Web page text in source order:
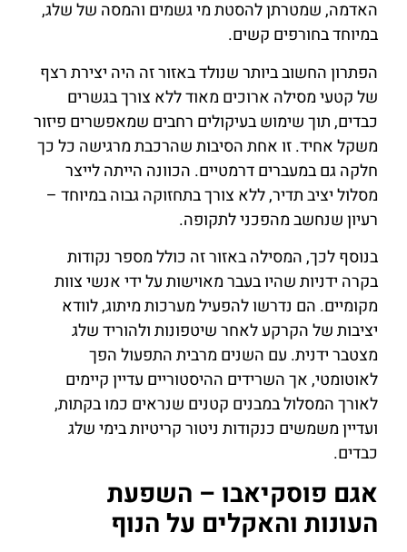
האדמה, שמטרתן להסטת מי גשמים והמסה של שלג,
במיוחד בחורפים קשים.
הפתרון החשוב ביותר שנולד באזור זה היה יצירת רצף
של קטעי מסילה ארוכים מאוד ללא צורך בגשרים
כבדים, תוך שימוש בעיקולים רחבים שמאפשרים פיזור
משקל אחיד. זו אחת הסיבות שהרכבת מרגישה כל כך
חלקה גם במעברים דרמטיים. הכוונה הייתה לייצר
מסלול יציב תדיר, ללא צורך בתחזוקה גבוה במיוחד –
רעיון שנחשב מהפכני לתקופה.
בנוסף לכך, המסילה באזור זה כולל מספר נקודות
בקרה ידניות שהיו בעבר מאוישות על ידי אנשי צוות
מקומיים. הם נדרשו להפעיל מערכות מיתוג, לוודא
יציבות של הקרקע לאחר שיטפונות ולהוריד שלג
מצטבר ידנית. עם השנים מרבית התפעול הפך
לאוטומטי, אך השרידים ההיסטוריים עדיין קיימים
לאורך המסלול במבנים קטנים שנראים כמו בקתות,
ועדיין משמשים כנקודות ניטור קריטיות בימי שלג
כבדים.
אגם פוסקיאבו – השפעת
העונות והאקלים על הנוף